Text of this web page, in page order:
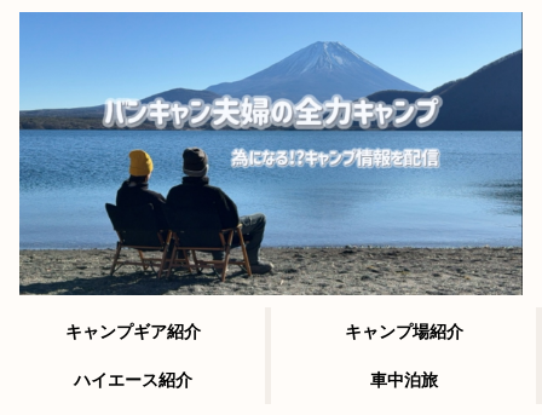
キャンプギア紹介 キャンプ場紹介
ハイエース紹介 車中泊旅